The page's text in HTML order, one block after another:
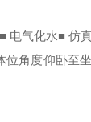
■ 电气化水■ 仿
位角度仰卧至